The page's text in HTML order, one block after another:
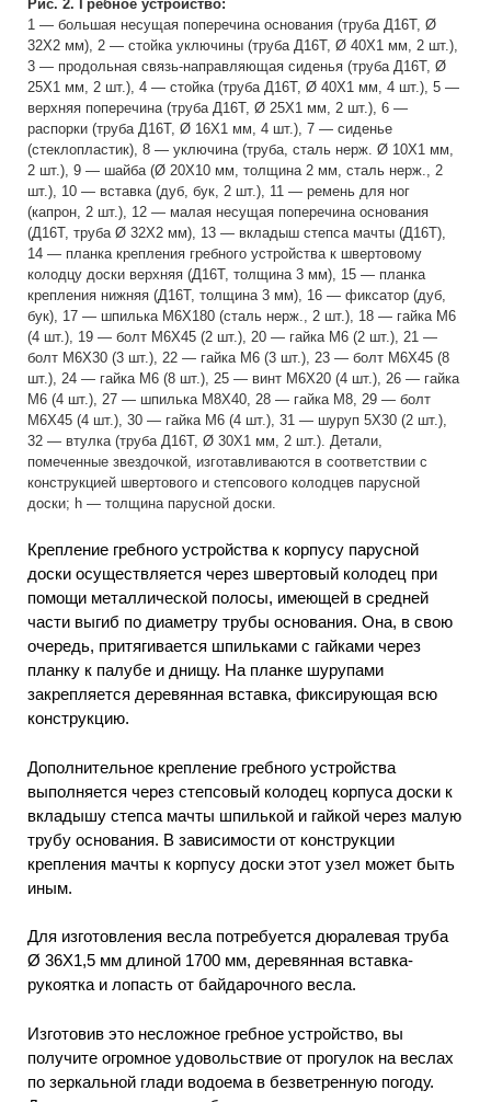
Рис. 2. Гребное устройство:
1 — большая несущая поперечина основания (труба Д16Т, Ø
32Х2 мм), 2 — стойка уключины (труба Д16Т, Ø 40Х1 мм, 2 шт.),
3 — продольная связь-направляющая сиденья (труба Д16Т, Ø
25Х1 мм, 2 шт.), 4 — стойка (труба Д16Т, Ø 40Х1 мм, 4 шт.), 5 —
верхняя поперечина (труба Д16Т, Ø 25X1 мм, 2 шт.), 6 —
распорки (труба Д16Т, Ø 16Х1 мм, 4 шт.), 7 — сиденье
(стеклопластик), 8 — уключина (труба, сталь нерж. Ø 10Х1 мм,
2 шт.), 9 — шайба (Ø 20Х10 мм, толщина 2 мм, сталь нерж., 2
шт.), 10 — вставка (дуб, бук, 2 шт.), 11 — ремень для ног
(капрон, 2 шт.), 12 — малая несущая поперечина основания
(Д16Т, труба Ø 32Х2 мм), 13 — вкладыш степса мачты (Д16Т),
14 — планка крепления гребного устройства к швертовому
колодцу доски верхняя (Д16Т, толщина 3 мм), 15 — планка
крепления нижняя (Д16Т, толщина 3 мм), 16 — фиксатор (дуб,
бук), 17 — шпилька М6Х180 (сталь нерж., 2 шт.), 18 — гайка М6
(4 шт.), 19 — болт М6Х45 (2 шт.), 20 — гайка М6 (2 шт.), 21 —
болт М6Х30 (3 шт.), 22 — гайка М6 (3 шт.), 23 — болт М6Х45 (8
шт.), 24 — гайка М6 (8 шт.), 25 — винт М6Х20 (4 шт.), 26 — гайка
М6 (4 шт.), 27 — шпилька М8Х40, 28 — гайка М8, 29 — болт
М6Х45 (4 шт.), 30 — гайка М6 (4 шт.), 31 — шуруп 5X30 (2 шт.),
32 — втулка (труба Д16Т, Ø 30Х1 мм, 2 шт.). Детали,
помеченные звездочкой, изготавливаются в соответствии с
конструкцией швертового и степсового колодцев парусной
доски; h — толщина парусной доски.
Крепление гребного устройства к корпусу парусной
доски осуществляется через швертовый колодец при
помощи металлической полосы, имеющей в средней
части выгиб по диаметру трубы основания. Она, в свою
очередь, притягивается шпильками с гайками через
планку к палубе и днищу. На планке шурупами
закрепляется деревянная вставка, фиксирующая всю
конструкцию.
Дополнительное крепление гребного устройства
выполняется через степсовый колодец корпуса доски к
вкладышу степса мачты шпилькой и гайкой через малую
трубу основания. В зависимости от конструкции
крепления мачты к корпусу доски этот узел может быть
иным.
Для изготовления весла потребуется дюралевая труба
Ø 36Х1,5 мм длиной 1700 мм, деревянная вставка-
рукоятка и лопасть от байдарочного весла.
Изготовив это несложное гребное устройство, вы
получите огромное удовольствие от прогулок на веслах
по зеркальной глади водоема в безветренную погоду.